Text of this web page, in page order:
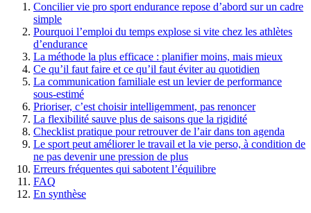
Concilier vie pro sport endurance repose d’abord sur un cadre
simple
Pourquoi l’emploi du temps explose si vite chez les athlètes
d’endurance
La méthode la plus efficace : planifier moins, mais mieux
Ce qu’il faut faire et ce qu’il faut éviter au quotidien
La communication familiale est un levier de performance
sous-estimé
Prioriser, c’est choisir intelligemment, pas renoncer
La flexibilité sauve plus de saisons que la rigidité
Checklist pratique pour retrouver de l’air dans ton agenda
Le sport peut améliorer le travail et la vie perso, à condition de
ne pas devenir une pression de plus
Erreurs fréquentes qui sabotent l’équilibre
FAQ
En synthèse